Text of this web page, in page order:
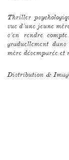
Thriller
vue d’une jeune
s’en rendre
graduellement
mère désemparée et
Distribution &